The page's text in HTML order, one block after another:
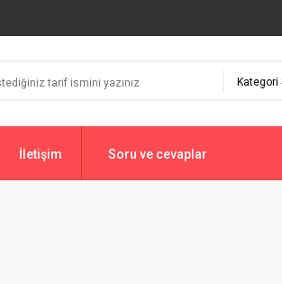
İletişim Soru ve cevaplar